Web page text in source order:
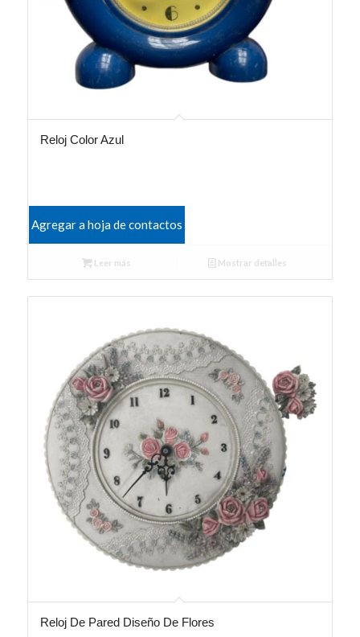
Reloj Color Azul
Agregar a hoja de contactos
Leer más Mostrar detalles
Reloj De Pared Diseño De Flores